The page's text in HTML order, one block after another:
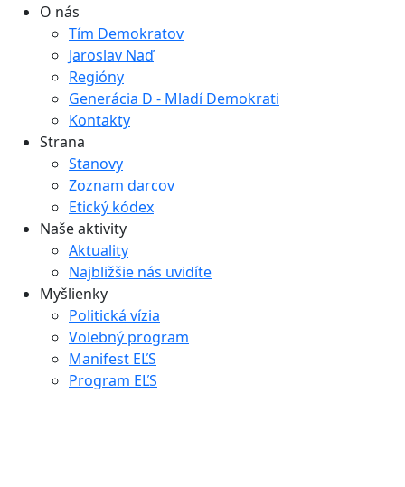
O nás
Tím Demokratov
Jaroslav Naď
Regióny
Generácia D - Mladí Demokrati
Kontakty
Strana
Stanovy
Zoznam darcov
Etický kódex
Naše aktivity
Aktuality
Najbližšie nás uvidíte
Myšlienky
Politická vízia
Volebný program
Manifest EĽS
Program EĽS